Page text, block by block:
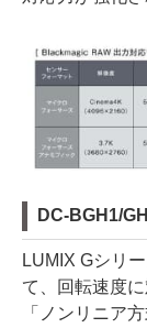
DC-BGH1/
LUMIX Gシリ
て、回転速度
「ノンリニア